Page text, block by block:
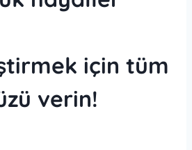
için tüm
verin!